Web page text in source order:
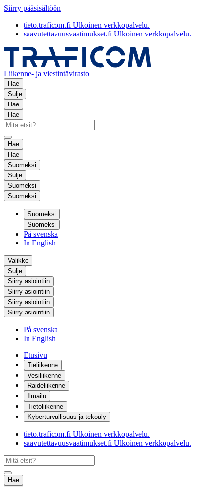
Siirry pääsisältöön
tieto.traficom.fi Ulkoinen verkkopalvelu.
saavutettavuusvaatimukset.fi Ulkoinen verkkopalvelu.
Liikenne- ja viestintävirasto
Hae
Sulje
Hae
Hae
Hae
Hae
Suomeksi
Sulje
Suomeksi
Suomeksi
Suomeksi
Suomeksi
På svenska
In English
Valikko
Sulje
Siirry asiointiin
Siirry asiointiin
Siirry asiointiin
Siirry asiointiin
På svenska
In English
Etusivu
Tieliikenne
Vesiliikenne
Raideliikenne
Ilmailu
Tietoliikenne
Kyberturvallisuus ja tekoäly
tieto.traficom.fi Ulkoinen verkkopalvelu.
saavutettavuusvaatimukset.fi Ulkoinen verkkopalvelu.
Hae